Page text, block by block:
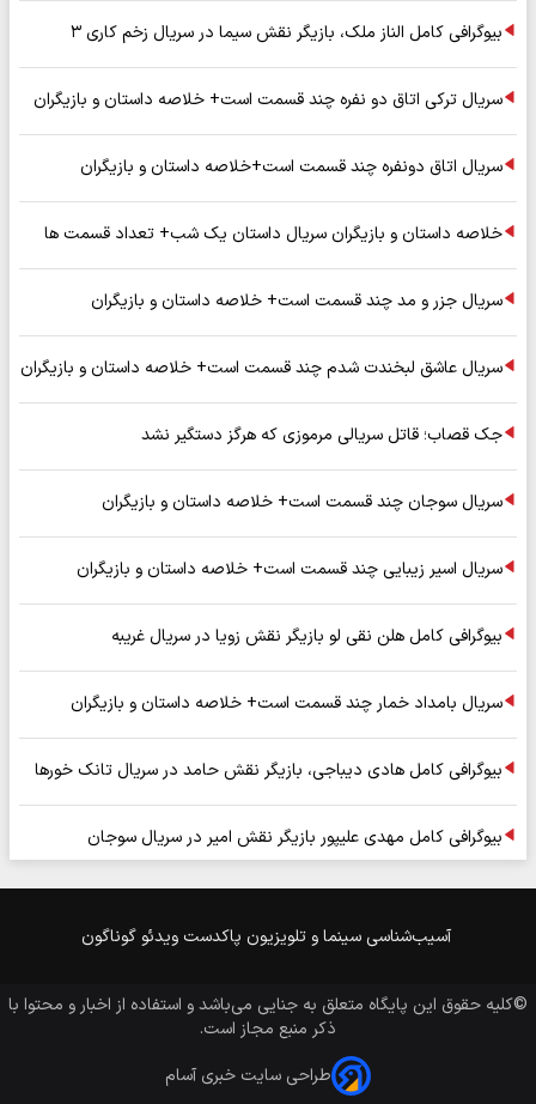
بیوگرافی کامل الناز ملک، بازیگر نقش سیما در سریال زخم کاری ۳
سریال ترکی اتاق دو نفره چند قسمت است+ خلاصه داستان و بازیگران
سریال اتاق دونفره چند قسمت است+خلاصه داستان و بازیگران
خلاصه داستان و بازیگران سریال داستان یک شب+ تعداد قسمت ها
سریال جزر و مد چند قسمت است+ خلاصه داستان و بازیگران
سریال عاشق لبخندت شدم چند قسمت است+ خلاصه داستان و بازیگران
جک قصاب؛ قاتل سریالی مرموزی که هرگز دستگیر نشد
سریال سوجان چند قسمت است+ خلاصه داستان و بازیگران
سریال اسیر زیبایی چند قسمت است+ خلاصه داستان و بازیگران
بیوگرافی کامل هلن نقی لو بازیگر نقش زویا در سریال غریبه
سریال بامداد خمار چند قسمت است+ خلاصه داستان و بازیگران
بیوگرافی کامل هادی دیباجی، بازیگر نقش حامد در سریال تانک خورها
بیوگرافی کامل مهدی علیپور بازیگر نقش امیر در سریال سوجان
آسیب‌شناسی سینما و تلویزیون پاکدست ویدئو گوناگون
©کلیه حقوق این پایگاه متعلق به جنایی می‌باشد و استفاده از اخبار و محتوا با
ذکر منبع مجاز است.
طراحی سایت خبری آسام